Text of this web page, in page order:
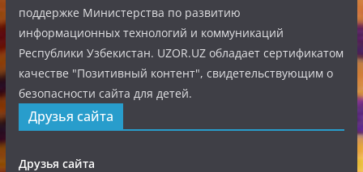
поддержке Министерства по развитию
информационных технологий и коммуникаций
Республики Узбекистан. UZOR.UZ обладает сертификатом
качестве "Позитивный контент", свидетельствующим о
безопасности сайта для детей.
Друзья сайта
Друзья сайта